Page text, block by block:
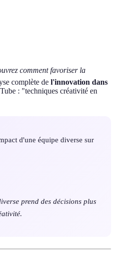
comment favoriser la
complète de l'innovation dans
: "techniques créativité en
d'une équipe diverse sur
prend des décisions plus